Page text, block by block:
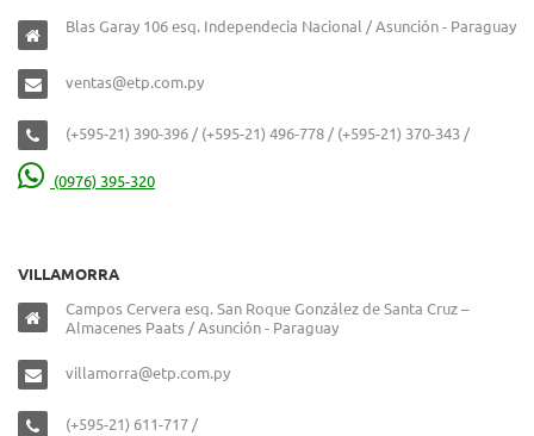
Blas Garay 106 esq. Independecia Nacional / Asunción - Paraguay
ventas@etp.com.py
(+595-21) 390-396 / (+595-21) 496-778 / (+595-21) 370-343 /
(0976) 395-320
VILLAMORRA
Campos Cervera esq. San Roque González de Santa Cruz –
Almacenes Paats / Asunción - Paraguay
villamorra@etp.com.py
(+595-21) 611-717 /